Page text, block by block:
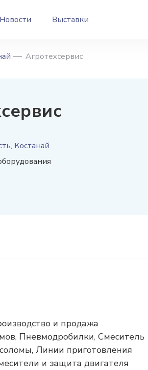
Новости Выставки
Агротехсервис
Костанай
и продажа
Пневмодробилки, Смеситель
Линии приготовления
и защита двигателя